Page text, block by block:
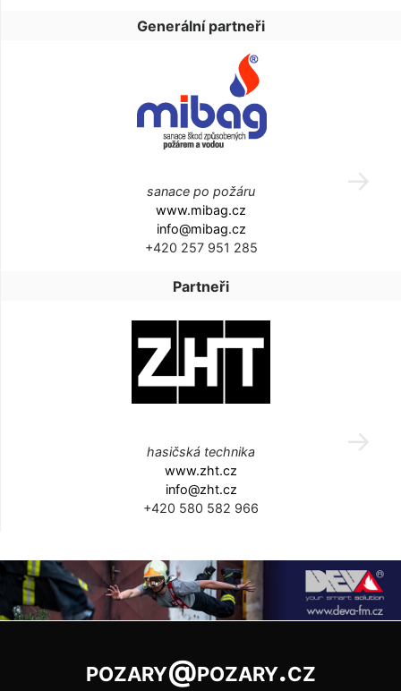
Generální partneři
sanace po požáru
www.mibag.cz
info@mibag.cz
+420 257 951 285
Partneři
hasičská technika
www.zht.cz
info@zht.cz
+420 580 582 966
pozary@pozary.cz